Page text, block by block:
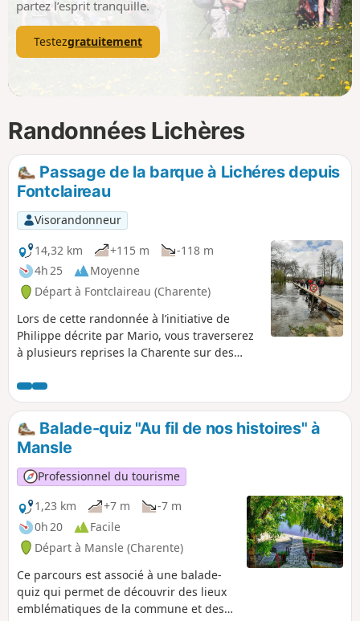
partez l’esprit tranquille.
Testezgratuitement
Randonnées Lichères
Passage de la barque à Lichéres depuis
Fontclaireau
Visorandonneur
14,32 km
+115 m
-118 m
4h 25
Moyenne
Départ à Fontclaireau (Charente)
Lors de cette randonnée à l’initiative de
Philippe décrite par Mario, vous traverserez
à plusieurs reprises la Charente sur des
dernière fois en empruntant la barque de
Lichères. Vous ne manquerez pas la visite de
l'Église Saint-Denis avant d'arriver à
Lichéres.Balade-quiz "Au fil de nos histoires" à
Mansle
Professionnel du tourisme
1,23 km
+7 m
-7 m
0h 20
Facile
Départ à Mansle (Charente)
Ce parcours est associé à une balade-
quiz qui permet de découvrir des lieux
emblématiques de la commune et des